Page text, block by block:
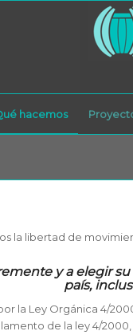
hacemos
la libertad de
y a elegir
país,
la Ley Orgánica 4/
de la ley 4/